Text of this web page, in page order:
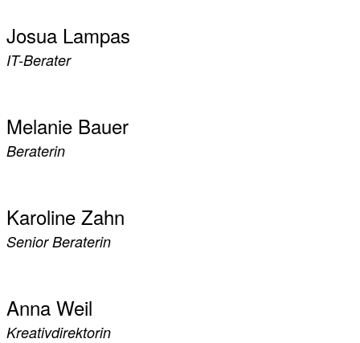
Josua Lampas
IT-Berater
Melanie Bauer
Beraterin
Karoline Zahn
Senior Beraterin
Anna Weil
Kreativdirektorin